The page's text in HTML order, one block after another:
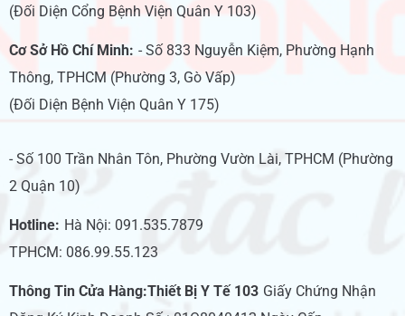
(Đối Diện Cổng Bệnh Viện Quân Y 103)
Cơ Sở Hồ Chí Minh: - Số 833 Nguyễn Kiệm, Phường Hạnh
Thông, TPHCM (Phường 3, Gò Vấp)
(Đối Diện Bệnh Viện Quân Y 175)
- Số 100 Trần Nhân Tôn, Phường Vườn Lài, TPHCM (Phường
2 Quận 10)
Hotline: Hà Nội: 091.535.7879
TPHCM: 086.99.55.123
Thông Tin Cửa Hàng:Thiết Bị Y Tế 103 Giấy Chứng Nhận